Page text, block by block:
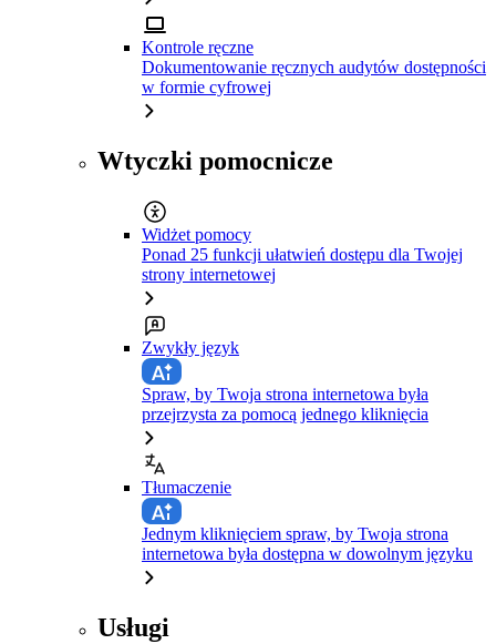
Kontrole ręczne
Dokumentowanie ręcznych audytów dostępności
w formie cyfrowej
Wtyczki pomocnicze
Widżet pomocy
Ponad 25 funkcji ułatwień dostępu dla Twojej
strony internetowej
Zwykły język
Spraw, by Twoja strona internetowa była
przejrzysta za pomocą jednego kliknięcia
Tłumaczenie
Jednym kliknięciem spraw, by Twoja strona
internetowa była dostępna w dowolnym języku
Usługi